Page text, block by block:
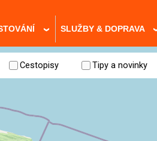
› SLUŽBY & DOPRAVA
Cestopisy Tipy a novinky